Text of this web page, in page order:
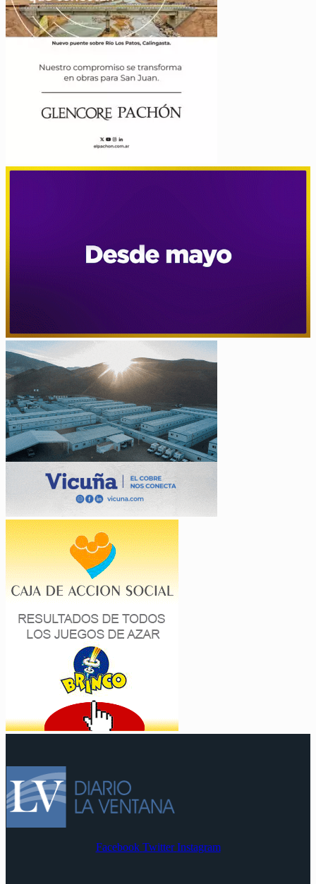
Facebook Twitter Instagram